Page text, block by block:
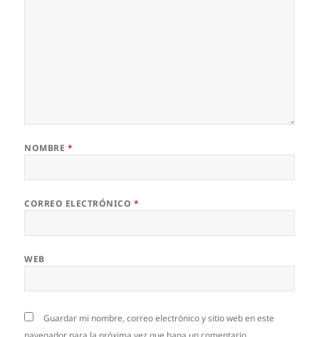
NOMBRE *
CORREO ELECTRÓNICO *
WEB
Guardar mi nombre, correo electrónico y sitio web en este